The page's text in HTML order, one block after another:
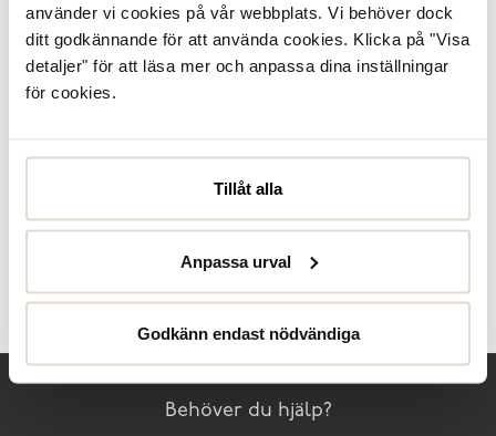
använder vi cookies på vår webbplats. Vi behöver dock
ditt godkännande för att använda cookies. Klicka på "Visa
detaljer" för att läsa mer och anpassa dina inställningar
för cookies.
Tillåt alla
Anpassa urval
Godkänn endast nödvändiga
Produktbeskrivning
ECCO Soft 2.0 från - en specialutgåva från ECCO som är
Behöver du hjälp?